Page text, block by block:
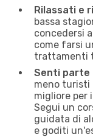
Rilassati e
bassa
concedersi
come farsi
trattamenti
Senti parte
meno turisti
migliore per
Segui un
guidata di
e goditi